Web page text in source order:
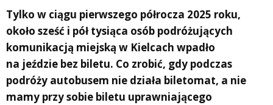
Tylko w ciągu pierwszego półrocza 2025 roku,
około sześć i pół tysiąca osób podróżujących
komunikacją miejską w Kielcach wpadło
na jeździe bez biletu. Co zrobić, gdy podczas
podróży autobusem nie działa biletomat, a nie
mamy przy sobie biletu uprawniającego